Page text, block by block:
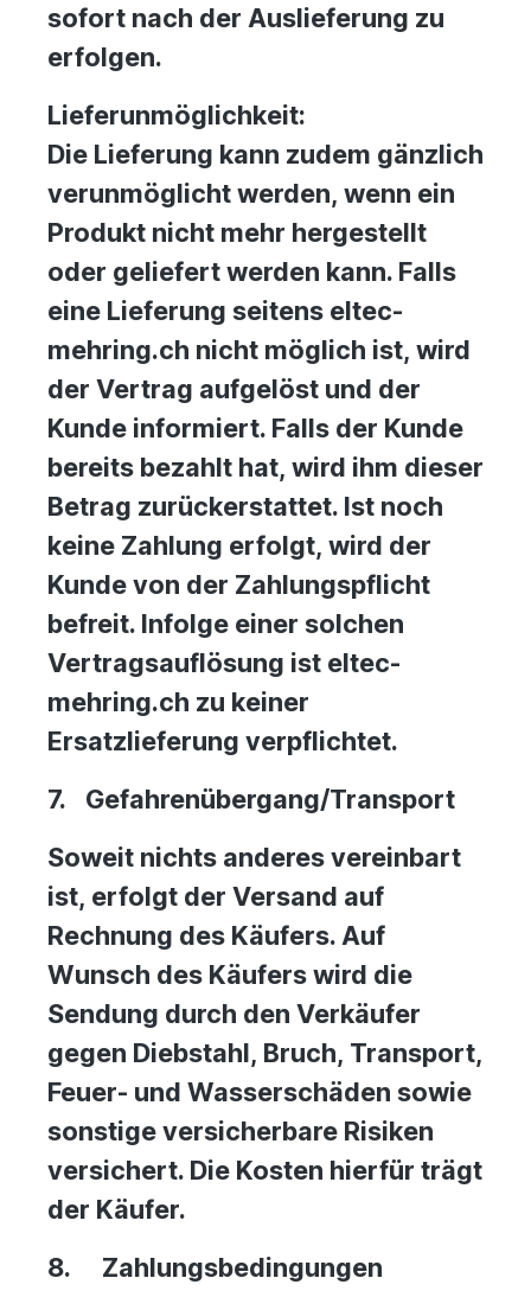
sofort nach der Auslieferung zu
erfolgen.
Lieferunmöglichkeit:
Die Lieferung kann zudem gänzlich
verunmöglicht werden, wenn ein
Produkt nicht mehr hergestellt
oder geliefert werden kann. Falls
eine Lieferung seitens eltec-
mehring.ch nicht möglich ist, wird
der Vertrag aufgelöst und der
Kunde informiert. Falls der Kunde
bereits bezahlt hat, wird ihm dieser
Betrag zurückerstattet. Ist noch
keine Zahlung erfolgt, wird der
Kunde von der Zahlungspflicht
befreit. Infolge einer solchen
Vertragsauflösung ist eltec-
mehring.ch zu keiner
Ersatzlieferung verpflichtet.
7.
Gefahrenübergang/Transport
Soweit nichts anderes vereinbart
ist, erfolgt der Versand auf
Rechnung des Käufers. Auf
Wunsch des Käufers wird die
Sendung durch den Verkäufer
gegen Diebstahl, Bruch, Transport,
Feuer- und Wasserschäden sowie
sonstige versicherbare Risiken
versichert. Die Kosten hierfür trägt
der Käufer.
8.
Zahlungsbedingungen